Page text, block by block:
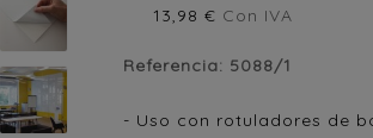
13,98 € Con IVA
Referencia: 5088/1
- Uso con rotuladores de